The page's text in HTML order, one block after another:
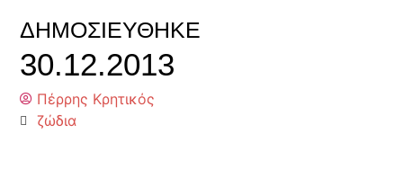
ΔΗΜΟΣΙΕΎΘΗΚΕ
30.12.2013
Πέρρης Κρητικός
ζώδια